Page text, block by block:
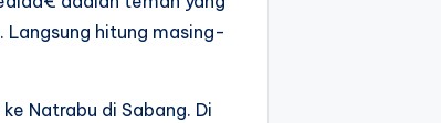
hitung masing-
Natrabu di Sabang. Di